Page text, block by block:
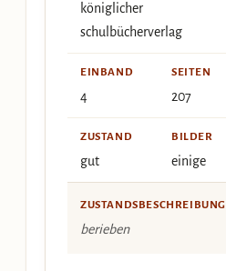
königlicher
schulbücherverlag
EINBAND
4
SEITEN
207
ZUSTAND
gut
BILDER
einige
ZUSTANDSBESCHREIBUNG
berieben